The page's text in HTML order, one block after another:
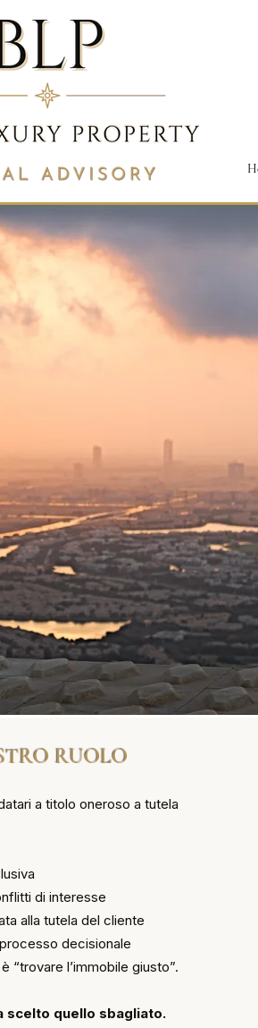
RUOLO
a titolo oneroso a tutela
di interesse
alla tutela del cliente
decisionale
“trovare l’immobile giusto”.
scelto quello sbagliato.